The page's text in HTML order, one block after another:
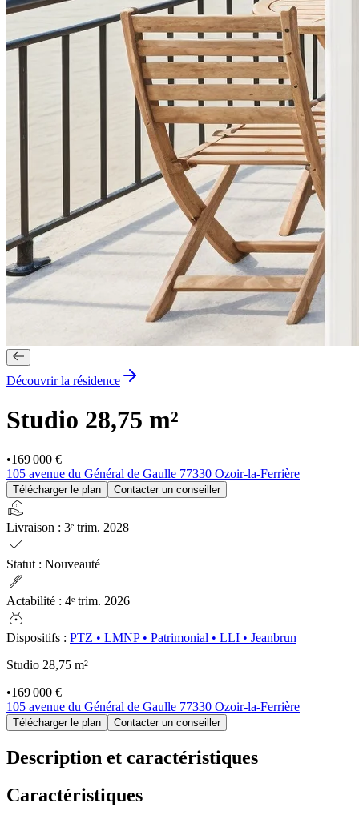
Découvrir la résidence
Studio 28,75 m²
•169 000 €
105 avenue du Général de Gaulle 77330 Ozoir-la-Ferrière
Télécharger le plan Contacter un conseiller
real_estate_agent
Livraison : 3ᵉ trim. 2028
check
Statut : Nouveauté
ink_pen
Actabilité : 4ᵉ trim. 2026
money_bag
Dispositifs : PTZ • LMNP• Patrimonial • LLI • Jeanbrun
Studio 28,75 m²
•169 000 €
105 avenue du Général de Gaulle 77330 Ozoir-la-Ferrière
Télécharger le plan Contacter un conseiller
Description et caractéristiques
Caractéristiques